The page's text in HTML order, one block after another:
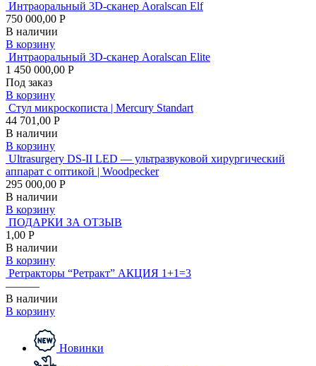
Интраоральный 3D-сканер Aoralscan Elf
750 000,00 Р
В наличии
В корзину
Интраоральный 3D-сканер Aoralscan Elite
1 450 000,00 Р
Под заказ
В корзину
Стул микроскописта | Mercury Standart
44 701,00 Р
В наличии
В корзину
Ultrasurgery DS-II LED — ультразвуковой хирургический
аппарат с оптикой | Woodpecker
295 000,00 Р
В наличии
В корзину
ПОДАРКИ ЗА ОТЗЫВ
1,00 Р
В наличии
В корзину
Ретракторы “Ретракт” АКЦИЯ 1+1=3
———
В наличии
В корзину
Новинки